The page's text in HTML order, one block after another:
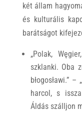
két állam
és kulturális
barátságot
„Polak,
szklanki. Oba
błogosławi.”
harcol, s
Áldás szálljon